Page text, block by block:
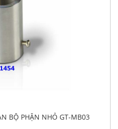
BỘ PHẬN NHỎ GT-MB03